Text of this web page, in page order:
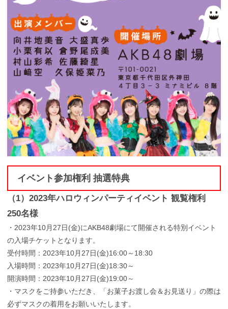
イベント参加権利 抽選特典
（1）2023年ハロウィンパーティイベント 観覧権利
250名様
・2023年10月27日(金)にAKB48劇場にて開催される特別イベント
の入場チケットとなります。
受付時間：2023年10月27日(金)16:00～18:30
入場時間：2023年10月27日(金)18:30～
開演時間：2023年10月27日(金)19:00～
・マスクをご持参いただき、「お菓子お渡し会＆お見送り」の際は
必ずマスクの着用をお願いいたします。